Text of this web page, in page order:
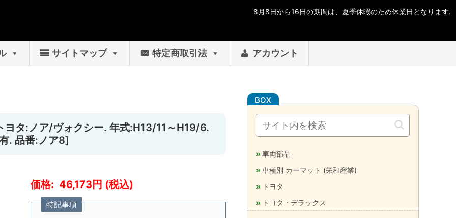
サイトマップ 特定商取引法 アカウント
ヨタ:ノア/ヴォクシー. 年式:H13/11～H19/6.
. 品番:ノア8]
46,173
特記事項
車両部品
車種別 カーマット (栄和産業)
トヨタ
トヨタ・デラックス